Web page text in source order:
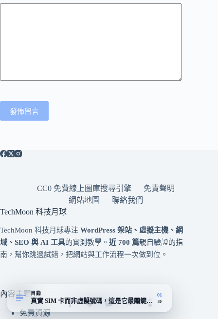
發佈留言
CC0 免費線上圖庫搜尋引擎
免責聲明
網站地圖
聯絡我們
TechMoon 科技月球
TechMoon 科技月球專注 WordPress 架站、虛擬主機、網
域、SEO 與 AI 工具的實測教學。 近 700 篇親自驗證的指
南，幫你跳過試錯，把網站與工作流程一次做到位。
內容主題
免費資源
目錄
真實 SIM 卡而非虛擬號碼，這是它最關鍵的差異
01
30